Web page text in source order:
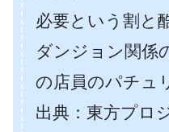
必要という割と
ダンジョン関係
の店員のパチュ
出典：東方プロ